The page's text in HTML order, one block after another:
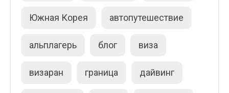
Южная Корея автопутешествие
альплагерь блог виза
визаран граница дайвинг